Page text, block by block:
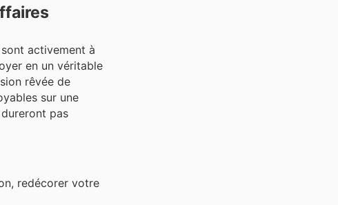
activement à
en un véritable
rêvée de
sur une
pas
redécorer votre